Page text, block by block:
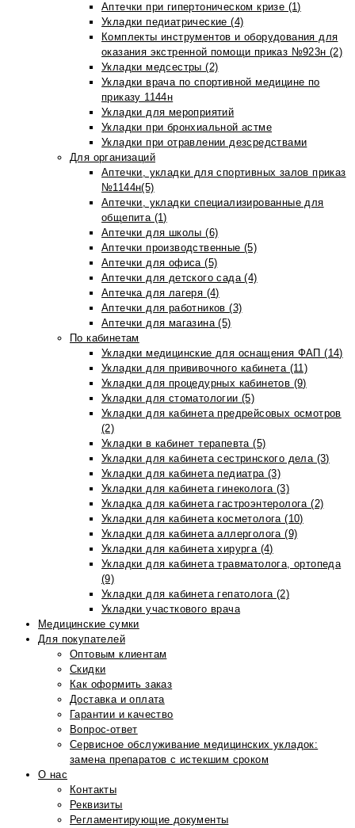
Аптечки при гипертоническом кризе (1)
Укладки педиатрические (4)
Комплекты инструментов и оборудования для
оказания экстренной помощи приказ №923н (2)
Укладки медсестры (2)
Укладки врача по спортивной медицине по
приказу 1144н
Укладки для мероприятий
Укладки при бронхиальной астме
Укладки при отравлении дезсредствами
Для организаций
Аптечки, укладки для спортивных залов приказ
№1144н(5)
Аптечки, укладки специализированные для
общепита (1)
Аптечки для школы (6)
Аптечки производственные (5)
Аптечки для офиса (5)
Аптечки для детского сада (4)
Аптечка для лагеря (4)
Аптечки для работников (3)
Аптечки для магазина (5)
По кабинетам
Укладки медицинские для оснащения ФАП (14)
Укладки для прививочного кабинета (11)
Укладки для процедурных кабинетов (9)
Укладки для стоматологии (5)
Укладки для кабинета предрейсовых осмотров
(2)
Укладки в кабинет терапевта (5)
Укладки для кабинета сестринского дела (3)
Укладки для кабинета педиатра (3)
Укладки для кабинета гинеколога (3)
Укладка для кабинета гастроэнтеролога (2)
Укладки для кабинета косметолога (10)
Укладки для кабинета аллерголога (9)
Укладки для кабинета хирурга (4)
Укладки для кабинета травматолога, ортопеда
(9)
Укладки для кабинета гепатолога (2)
Укладки участкового врача
Медицинские сумки
Для покупателей
Оптовым клиентам
Скидки
Как оформить заказ
Доставка и оплата
Гарантии и качество
Вопрос-ответ
Сервисное обслуживание медицинских укладок:
замена препаратов с истекшим сроком
О нас
Контакты
Реквизиты
Регламентирующие документы